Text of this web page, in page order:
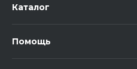
Каталог
Помощь